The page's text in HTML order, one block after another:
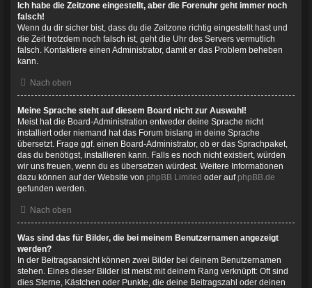
Ich habe die Zeitzone eingestellt, aber die Forenuhr geht immer noch
falsch!
Wenn du dir sicher bist, dass du die Zeitzone richtig eingestellt hast und
die Zeit trotzdem noch falsch ist, geht die Uhr des Servers vermutlich
falsch. Kontaktiere einen Administrator, damit er das Problem beheben
kann.
Nach oben
Meine Sprache steht auf diesem Board nicht zur Auswahl!
Meist hat die Board-Administration entweder deine Sprache nicht
installiert oder niemand hat das Forum bislang in deine Sprache
übersetzt. Frage ggf. einen Board-Administrator, ob er das Sprachpaket,
das du benötigst, installieren kann. Falls es noch nicht existiert, würden
wir uns freuen, wenn du es übersetzen würdest. Weitere Informationen
dazu können auf der Website von phpBB Limited oder auf phpBB.de
gefunden werden.
Nach oben
Was sind das für Bilder, die bei meinem Benutzernamen angezeigt
werden?
In der Beitragsansicht können zwei Bilder bei deinem Benutzernamen
stehen. Eines dieser Bilder ist meist mit deinem Rang verknüpft: Oft sind
dies Sterne, Kästchen oder Punkte, die deine Beitragszahl oder deinen